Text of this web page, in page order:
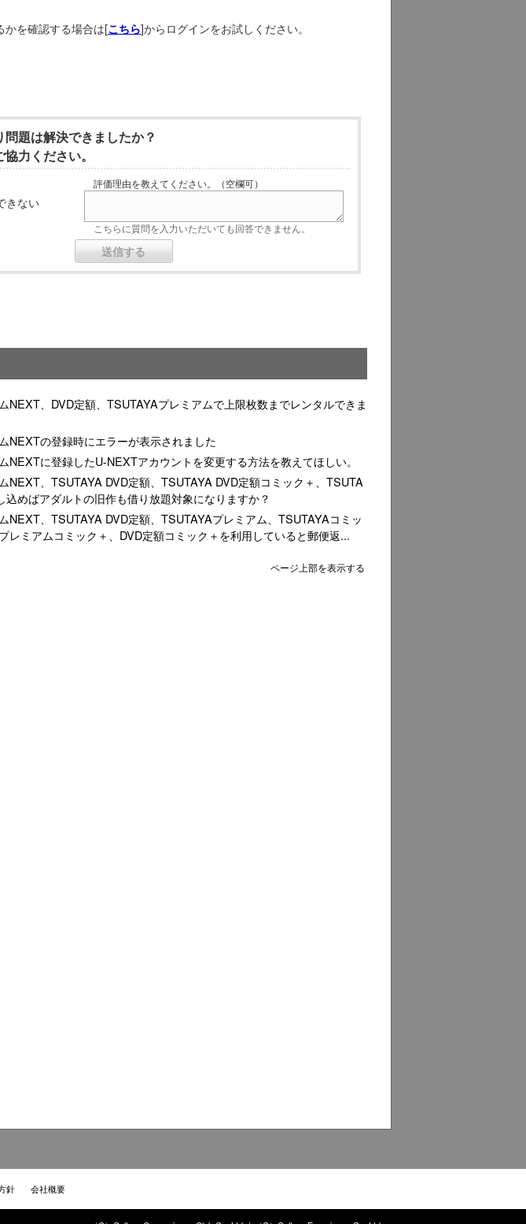
かを確認する場合は[こちら]からログインをお試しください。
題は解決できましたか？
力ください。
きない
評価理由を教えてください。（空欄可）
こちらに質問を入力いただいても回答できません。
NEXT、DVD定額、TSUTAYAプレミアムで上限枚数までレンタルできま
NEXTの登録時にエラーが表示されました
NEXTに登録したU-NEXTアカウントを変更する方法を教えてほしい。
NEXT、TSUTAYA DVD定額、TSUTAYA DVD定額コミック＋、TSUTA
込めばアダルトの旧作も借り放題対象になりますか？
NEXT、TSUTAYA DVD定額、TSUTAYAプレミアム、TSUTAYAコミッ
レミアムコミック＋、DVD定額コミック＋を利用していると郵便返...
ページ上部を表示する
針 会社概要